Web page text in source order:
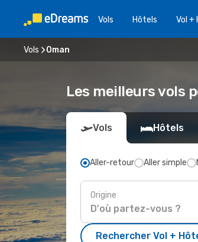
Vols Hôtels Vol +
Vols Oman
Les meilleurs vols
Vols Hôtels
Aller-retour Aller simple
Origine
Rechercher Vol +